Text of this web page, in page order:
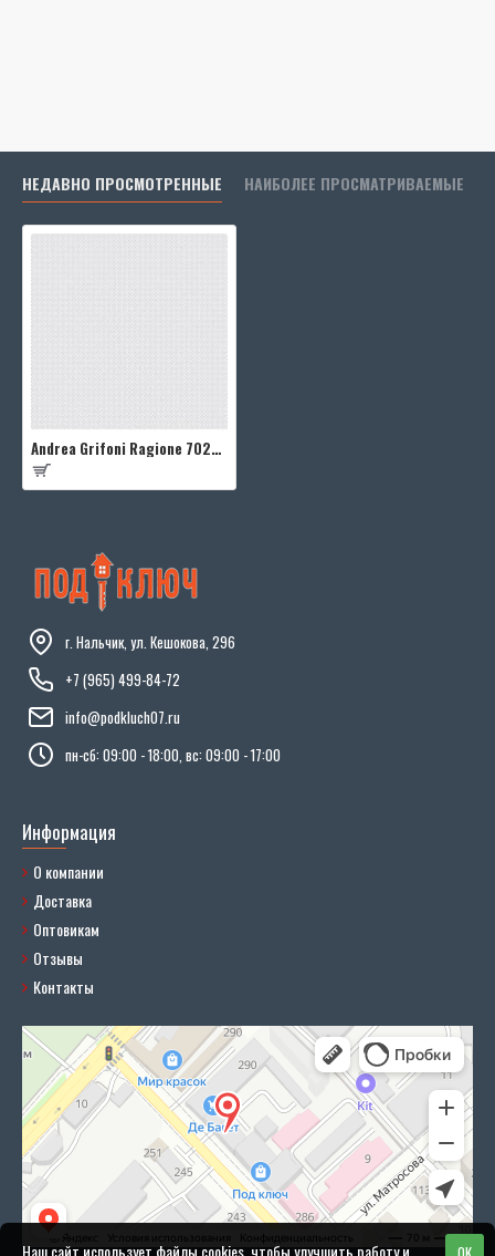
НЕДАВНО ПРОСМОТРЕННЫЕ НАИБОЛЕЕ ПРОСМАТРИВАЕМЫЕ
Andrea Grifoni Ragione 7027-5
г. Нальчик, ул. Кешокова, 296
+7 (965) 499-84-72
info@podkluch07.ru
пн-сб: 09:00 - 18:00, вс: 09:00 - 17:00
Информация
О компании
Доставка
Оптовикам
Отзывы
Контакты
Наш сайт использует файлы cookies, чтобы улучшить работу и